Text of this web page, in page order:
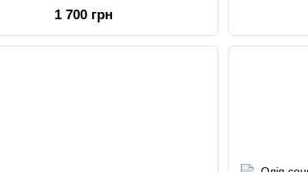
1 700 грн